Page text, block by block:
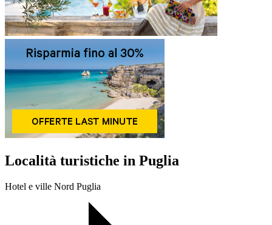
Località turistiche in Puglia
Hotel e ville Nord Puglia